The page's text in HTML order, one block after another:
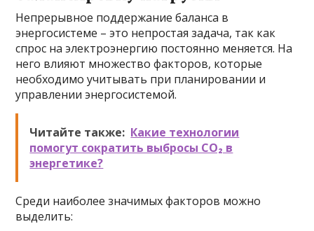
Непрерывное поддержание баланса в
энергосистеме – это непростая задача, так как
спрос на электроэнергию постоянно меняется. На
него влияют множество факторов, которые
необходимо учитывать при планировании и
управлении энергосистемой.
Читайте также: Какие технологии
помогут сократить выбросы CO₂ в
энергетике?
Среди наиболее значимых факторов можно
выделить: